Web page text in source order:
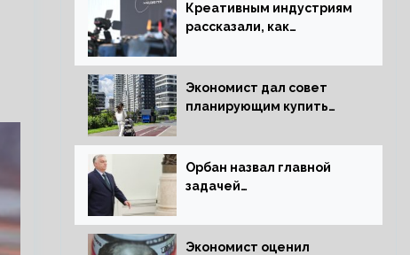
Креативным индустриям
рассказали, как
для российской
экономики
Экономист дал совет
планирующим купить
Орбан назвал главной
задачей
Венгрии в Совете ЕС
борьбу за мир
Экономист оценил